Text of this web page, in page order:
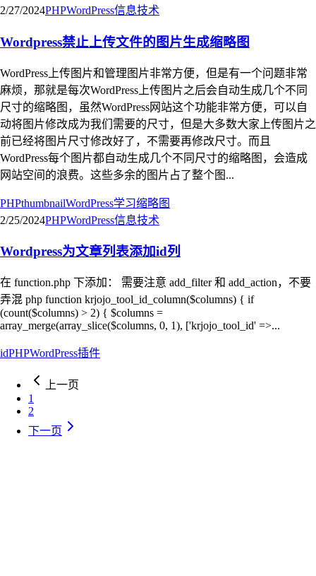
2/27/2024PHPWordPress信息技术
Wordpress禁止上传文件的图片生成缩略图
WordPress上传图片和管理图片非常方便，但是有一个问题非常
麻烦，那就是每次WordPress上传图片之后会自动生成几个不同
尺寸的缩略图，虽然WordPress网站这个功能非常方便，可以自
动将图片修改成为我们需要的尺寸，但是大多数大家上传图片之
前已经将图片尺寸修改好了，不需要再修改尺寸。而且
WordPress每个图片都自动生成几个不同尺寸的缩略图，会造成
网站空间的浪费。这些多余的图片占了整个图...
PHPthumbnailWordPress学习缩略图
2/25/2024PHPWordPress信息技术
Wordpress为文章列表添加id列
在 function.php 下添加： 需要注意 add_filter 和 add_action，不要
弄混 php function krjojo_tool_id_column($columns) { if
(count($columns) > 2) { $columns =
array_merge(array_slice($columns, 0, 1), ['krjojo_tool_id' =>...
idPHPWordPress插件
上一页
1
2
下一页